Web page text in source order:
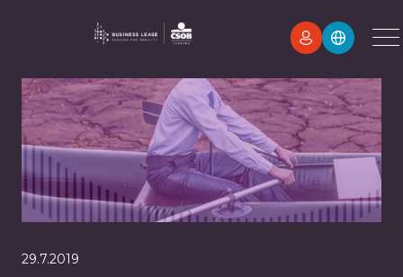
29.7.2019